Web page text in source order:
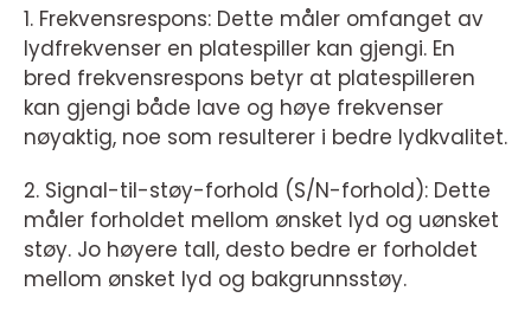
1. Frekvensrespons: Dette måler omfanget av
lydfrekvenser en platespiller kan gjengi. En
bred frekvensrespons betyr at platespilleren
kan gjengi både lave og høye frekvenser
nøyaktig, noe som resulterer i bedre lydkvalitet.
2. Signal-til-støy-forhold (S/N-forhold): Dette
måler forholdet mellom ønsket lyd og uønsket
støy. Jo høyere tall, desto bedre er forholdet
mellom ønsket lyd og bakgrunnsstøy.